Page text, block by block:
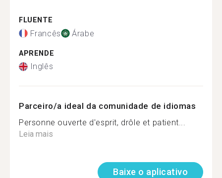
FLUENTE
Francês Árabe
APRENDE
Inglês
Parceiro/a ideal da comunidade de idiomas
Personne ouverte d'esprit, drôle et patient...
Leia mais
Baixe o aplicativo